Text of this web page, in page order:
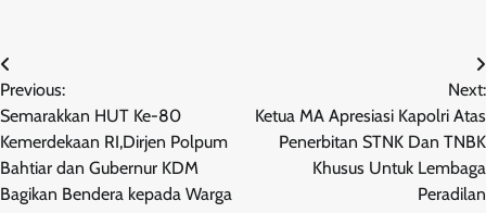
Navigasi
pos
Previous:
Semarakkan HUT Ke-80
Kemerdekaan RI,Dirjen Polpum
Bahtiar dan Gubernur KDM
Bagikan Bendera kepada Warga
Next:
Ketua MA Apresiasi Kapolri Atas
Penerbitan STNK Dan TNBK
Khusus Untuk Lembaga
Peradilan